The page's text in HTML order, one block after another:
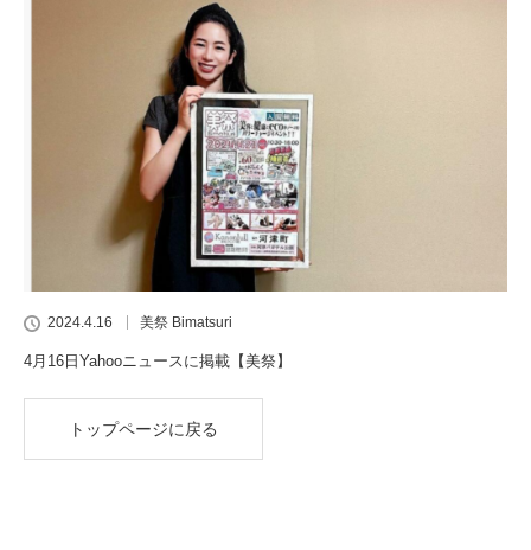
2024.4.16 美祭 Bimatsuri
4月16日Yahooニュースに掲載【美祭】
トップページに戻る